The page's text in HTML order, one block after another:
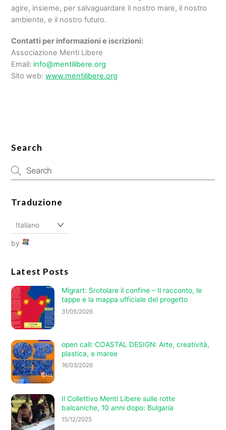
agire, insieme, per salvaguardare il nostro mare, il nostro
ambiente, e il nostro futuro.
Contatti per informazioni e iscrizioni:
Associazione Menti Libere
Email: info@mentilibere.org
Sito web:www.mentilibere.org
Search
Traduzione
by
Latest Posts
Migrart: Srotolare il confine – Il racconto, le
tappe e la mappa ufficiale del progetto
31/05/2026
open call: COASTAL DESIGN: Arte, creatività,
plastica, e maree
16/03/2026
Il Collettivo Menti Libere sulle rotte
balcaniche, 10 anni dopo: Bulgaria
15/12/2025